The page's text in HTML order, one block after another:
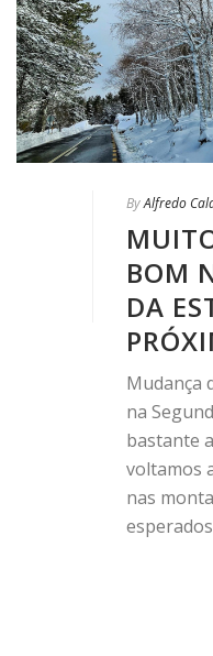
ByAlfredo
BOM
DA
Mudança
na
bastante
voltamos
nas